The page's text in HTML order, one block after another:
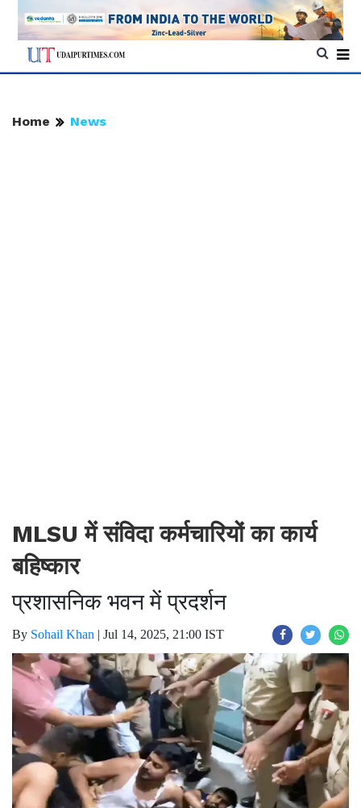
Home News
MLSU में संविदा कर्मचारियों का कार्य
बहिष्कार
प्रशासनिक भवन में प्रदर्शन
By Sohail Khan | Jul 14, 2025, 21:00 IST